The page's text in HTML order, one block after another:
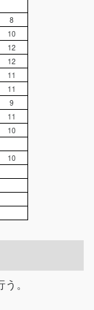
8
10
12
12
11
11
9
11
10
10
。